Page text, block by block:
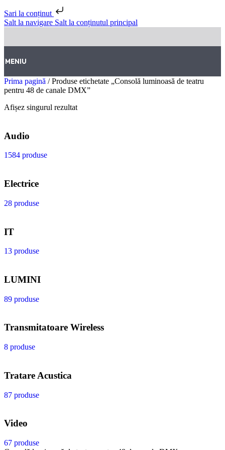
Sari la conținut
Salt la navigare Salt la conținutul principal
MENIU
Prima pagină / Produse etichetate „Consolă luminoasă de teatru
pentru 48 de canale DMX”
Afișez singurul rezultat
Audio
1584 produse
Electrice
28 produse
IT
13 produse
LUMINI
89 produse
Transmitatoare Wireless
8 produse
Tratare Acustica
87 produse
Video
67 produse